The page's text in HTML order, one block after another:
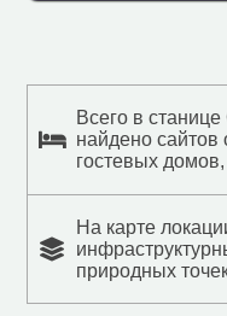
Всего в
найдено сайтов
гостевых
На карте
природных